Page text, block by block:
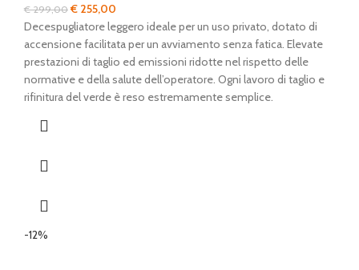
€299,00Il
prezzo
originale
era:
€ 299,00.
€ 255,00
prezzo
attuale
è:
€ 255,00.
Decespugliatore leggero ideale per un uso privato, dotato di
accensione facilitata per un avviamento senza fatica. Elevate
prestazioni di taglio ed emissioni ridotte nel rispetto delle
normative e della salute dell’operatore. Ogni lavoro di taglio e
rifinitura del verde è reso estremamente semplice.
-12%